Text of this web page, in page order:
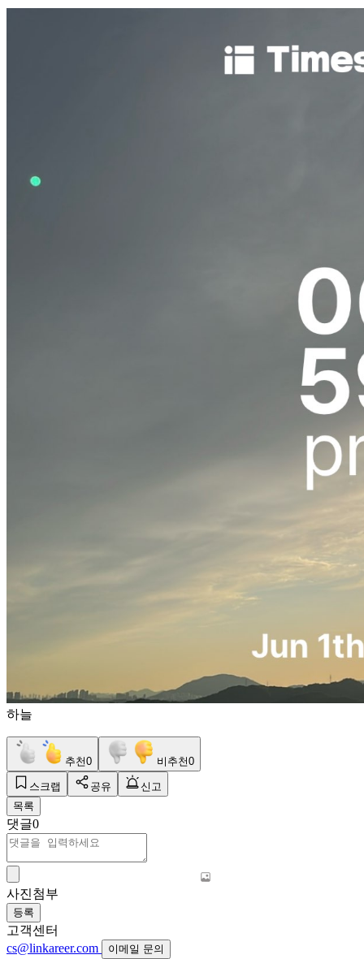
하늘
추천0 비추천0
스크랩 공유
신고
목록
댓글0
사진첨부
등록
고객센터
cs@linkareer.com
이메일 문의